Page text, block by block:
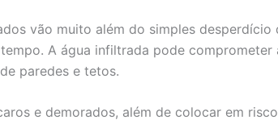
vão muito além do simples
A água infiltrada pode
paredes e tetos.
e demorados, além de colocar em